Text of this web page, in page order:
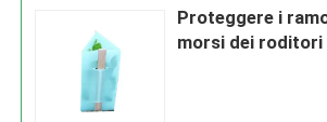
Proteggere i
morsi dei roditori